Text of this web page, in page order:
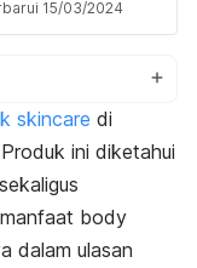
15/03/2024
skincare di
ini diketahui
body
dalam ulasan